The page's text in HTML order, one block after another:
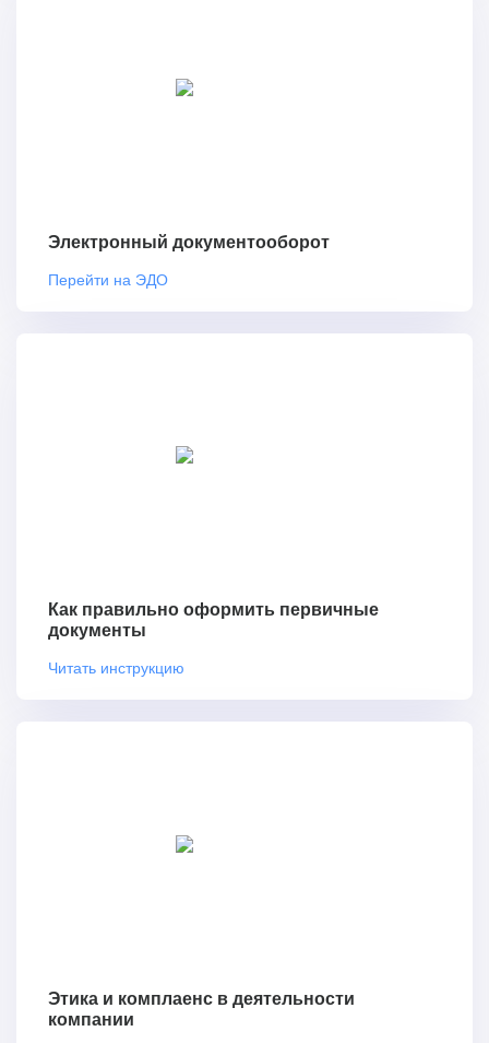
Электронный документооборот
Перейти на ЭДО
Как правильно оформить первичные
документы
Читать инструкцию
Этика и комплаенс в деятельности
компании